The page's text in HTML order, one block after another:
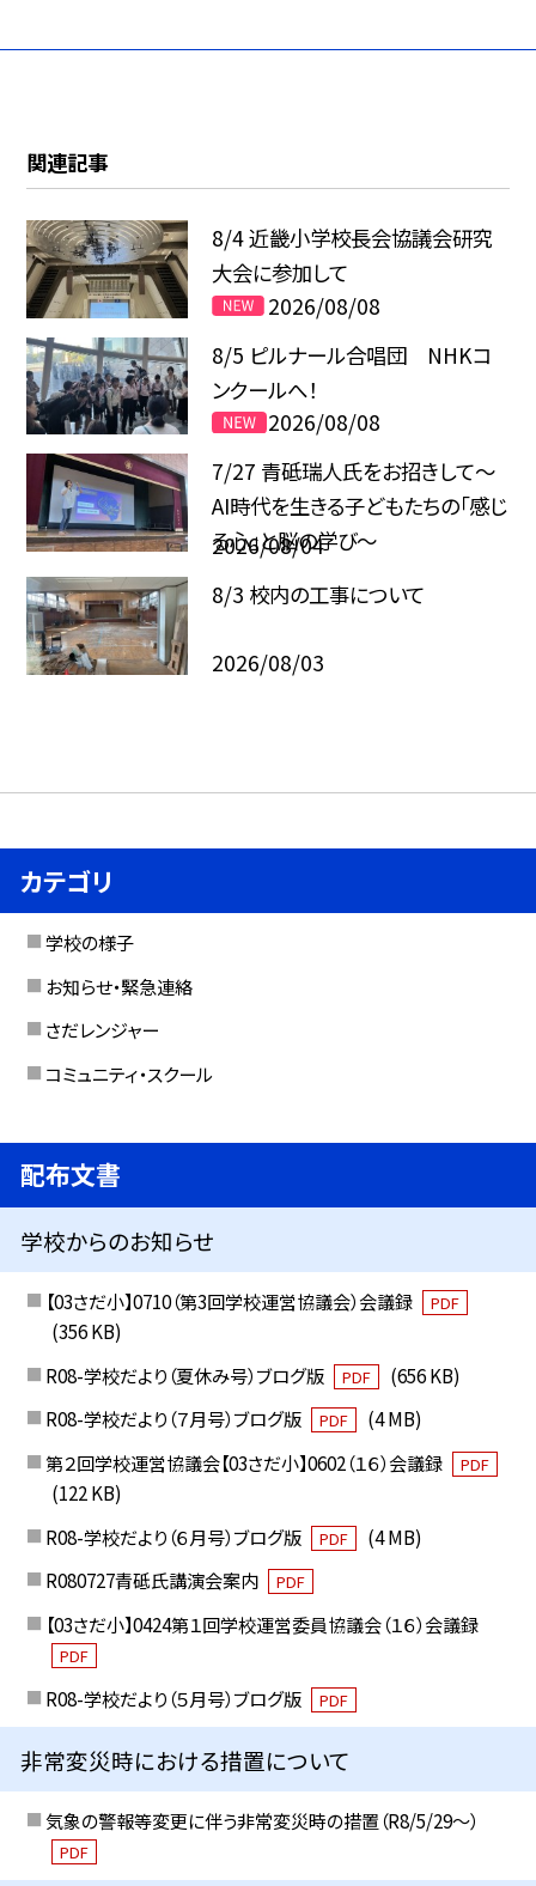
関連記事
8/4 近畿小学校長会協議会研究
大会に参加して
2026/08/08
8/5 ピルナール合唱団 NHKコ
ンクールへ！
2026/08/08
7/27 青砥瑞人氏をお招きして〜
AI時代を生きる子どもたちの「感じ
る心」と脳の学び〜
2026/08/04
8/3 校内の工事について
2026/08/03
カテゴリ
学校の様子
お知らせ・緊急連絡
さだレンジャー
コミュニティ・スクール
配布文書
学校からのお知らせ
【03さだ小】0710（第3回学校運営協議会）会議録 PDF
(356 KB)
R08-学校だより（夏休み号）ブログ版
PDF
(656 KB)
R08-学校だより（７月号）ブログ版
PDF
(4 MB)
第２回学校運営協議会【03さだ小】0602（１６）会議録
PDF
(122 KB)
R08-学校だより（６月号）ブログ版
PDF
(4 MB)
R080727青砥氏講演会案内
PDF
【03さだ小】0424第１回学校運営委員協議会（１６）会議録
PDF
R08-学校だより（５月号）ブログ版 PDF
非常変災時における措置について
気象の警報等変更に伴う非常変災時の措置（R8/5/29〜）
PDF